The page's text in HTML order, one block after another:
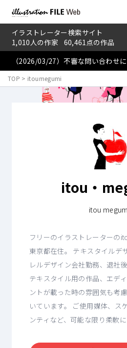
イラストレーター検索サイト
1,010人の作家 60,461点の作品
（2026/03/27）不審な問い合わせ
TOP > itoumegumi
itou・
itou
フリーのイラストレーターの
東京都在住。 テキスタイルデ
レルデザイン会社勤務、退社
テキスタイル用の作品、エデ
ントが載った時の雰囲気も考
いています。 ご使用媒体、ス
ンティなど、可能な限り柔軟